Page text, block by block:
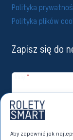
Aby zapewnić jak
Polityka
Polityka plików
Zapisz się do
*
Email*